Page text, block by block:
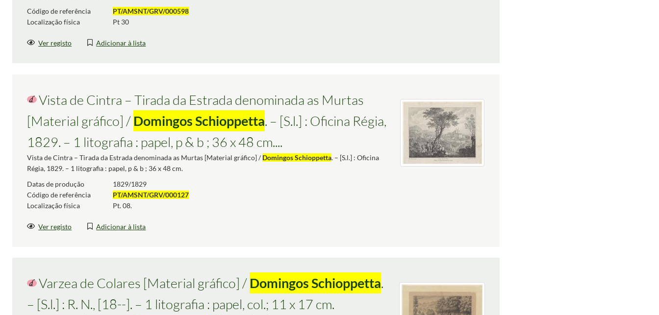
Código de referência
PT/AMSNT/GRV/000598
Localização física
Pt 30
Ver registo Adicionar à lista
Vista de Cintra – Tirada da Estrada denominada as Murtas
[Material gráfico] / Domingos Schioppetta. – [S.l.] : Oficina Régia,
1829. – 1 litografia : papel, p & b ; 36 x 48 cm....
Vista de Cintra – Tirada da Estrada denominada as Murtas [Material gráfico] / Domingos Schioppetta. – [S.l.] : Oficina
Régia, 1829. – 1 litografia : papel, p & b ; 36 x 48 cm.
Datas de produção
1829/1829
Código de referência
PT/AMSNT/GRV/000127
Localização física
Pt. 08.
Ver registo Adicionar à lista
Varzea de Colares [Material gráfico] / Domingos Schioppetta.
– [S.l.] : R. N., [18--]. – 1 litografia : papel, col.; 11 x 17 cm.